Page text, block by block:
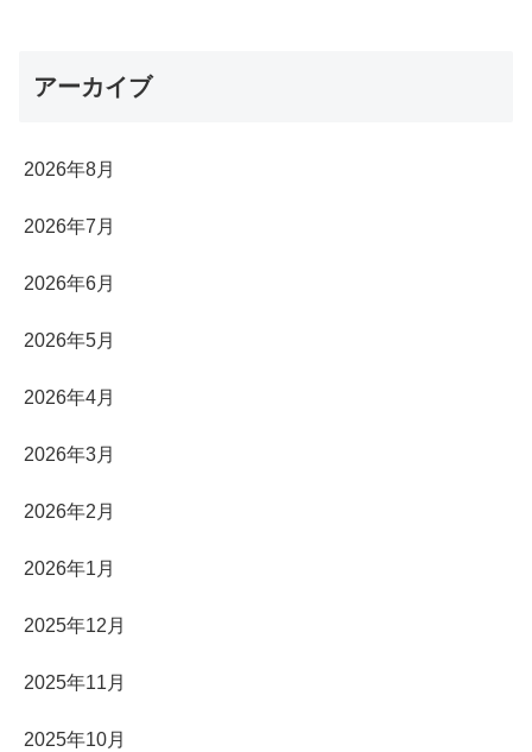
アーカイブ
2026年8月
2026年7月
2026年6月
2026年5月
2026年4月
2026年3月
2026年2月
2026年1月
2025年12月
2025年11月
2025年10月